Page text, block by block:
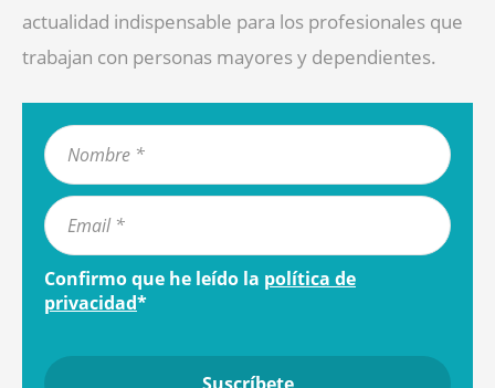
actualidad indispensable para los profesionales que
trabajan con personas mayores y dependientes.
Confirmo que he leído la política de
privacidad*